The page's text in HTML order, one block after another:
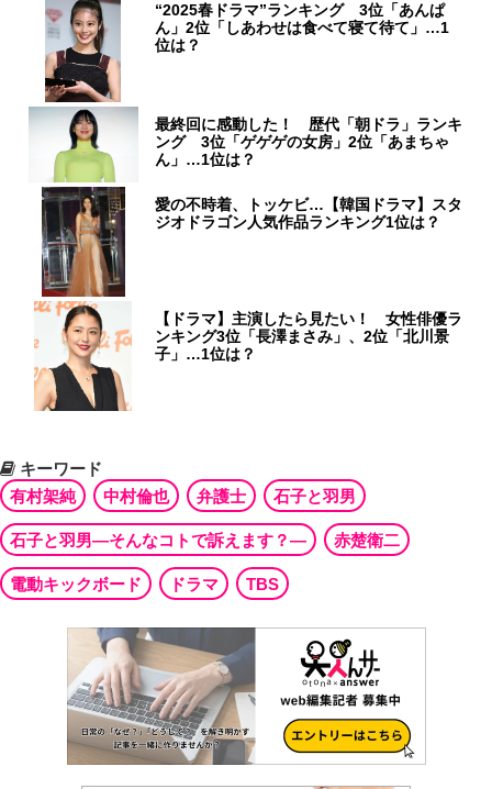
“2025春ドラマ”ランキング 3位「あんぱ
ん」2位「しあわせは食べて寝て待て」…1
位は？
最終回に感動した！ 歴代「朝ドラ」ランキ
ング 3位「ゲゲゲの女房」2位「あまちゃ
ん」…1位は？
愛の不時着、トッケビ…【韓国ドラマ】スタ
ジオドラゴン人気作品ランキング1位は？
【ドラマ】主演したら見たい！ 女性俳優ラ
ンキング3位「長澤まさみ」、2位「北川景
子」…1位は？
キーワード
有村架純
中村倫也 弁護士 石子と羽男
石子と羽男―そんなコトで訴えます？― 赤楚衛二
電動キックボード ドラマ TBS